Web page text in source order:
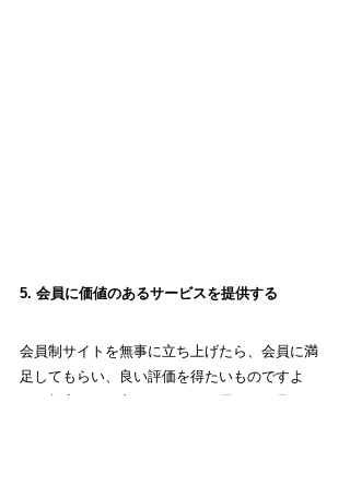
5. 会員に価値のあるサービスを提供する
会員制サイトを無事に立ち上げたら、会員に満
足してもらい、良い評価を得たいものですよ
ね。顧客からの良い口コミは、長い目で見れば